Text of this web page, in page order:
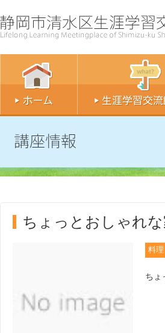
ちょっとおしゃれ
料理
ちょ